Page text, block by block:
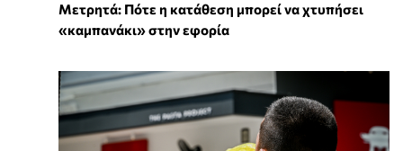
Μετρητά: Πότε η κατάθεση μπορεί να χτυπήσει
«καμπανάκι» στην εφορία